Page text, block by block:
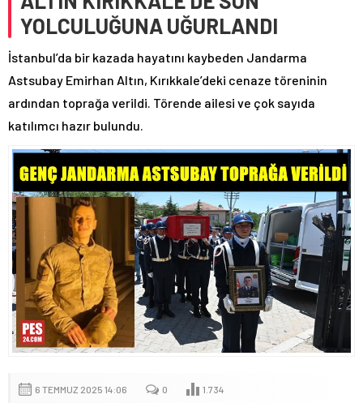
YOLCULUĞUNA UĞURLANDI
İstanbul’da bir kazada hayatını kaybeden Jandarma
Astsubay Emirhan Altın, Kırıkkale’deki cenaze töreninin
ardından toprağa verildi. Törende ailesi ve çok sayıda
katılımcı hazır bulundu.
6 TEMMUZ 2025 14:06 0 1.734